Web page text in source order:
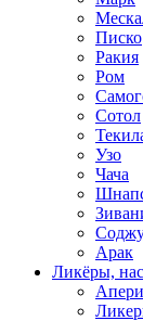
Писко
Ракия
Ром
Сотол
Узо
Чача
Арак
Ликёры,